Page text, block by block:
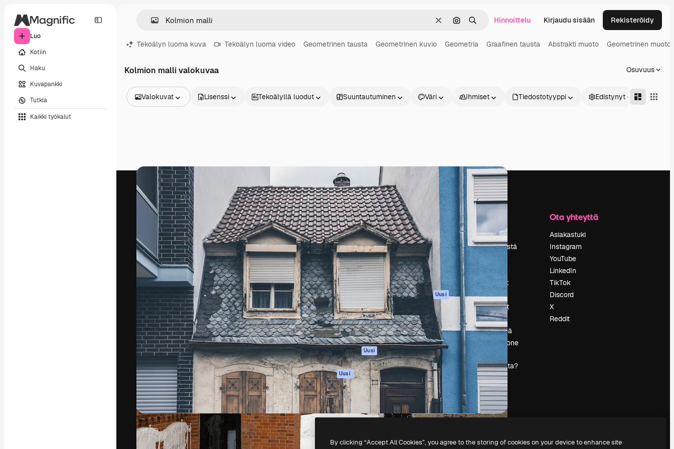
Luo
Kotiin
Haku
Kuvapankki
Tutkia
Kaikki työkalut
SelkeäHae kuvan perusteella
Haku Hinnoittelu Kirjaudu sisään Rekisteröidy
Tekoälyn luoma kuva Tekoälyn luoma video Geometrinen tausta Geometrinen kuvio Geometria Graafinen tausta Abstrakti muoto Geometrinen muoto
Kolmion malli valokuvaa Osuvuus
Valokuvat
Videot
Videomateriaali
Liikegrafiikka
Videopohjat
Kuvakkeet
3D mallit
Lisenssi Tekoälyllä luodut Suuntautuminen Väri Ihmiset Tiedostotyyppi Edistynyt
Luova alusta parhaiden töidesi
toteuttamiseen. Yli miljoona tilaajaa
luovien alojen ammattilaisten, yritysten,
toimistojen ja studioiden joukossa.
Suomi
Tuotteet
Spaces
Tekoälyavustaja
Tekoälyllä toimiva
kuvageneraattori
Tekoälyllä toimiva
videogeneraattori
Tekoälyllä toimiva
äänigeneraattori
Kuvapankkisisältö
MCP
Claudelle ja
ChatGPT:lle
Uusi
Agentit Uusi
API
Mobiilisovellus
Kaikki Magnific-
työkalut
Aloita
Academy
Dokumentaatio
Tuki
Käyttöehdot
Tietosuojakäytäntö
Alkuperäiset Uusi
Evästepolitiikka
Luottamuskeskus
Kumppanit
Yrityksille
Yritys
Hinnoittelu
Tietoja meistä
Reviews
Urat
Hakutrendit
Blogi
Tapahtumat
Slidesgo
Myy sisältöä
Lehdistöhuone
Etsitkö
magnific.ai:ta?
Ota yhteyttä
Asiakastuki
Instagram
YouTube
LinkedIn
TikTok
Discord
X
Reddit
By clicking “Accept All Cookies”, you agree to the storing of cookies on your device to enhance site